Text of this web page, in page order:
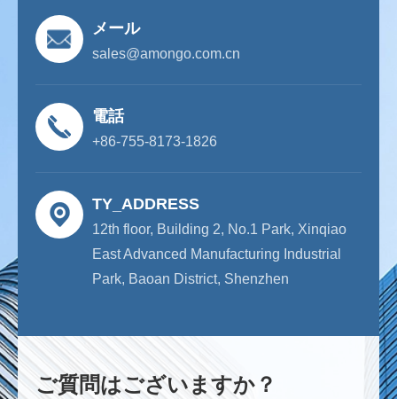
メール
sales@amongo.com.cn
電話
+86-755-8173-1826
TY_ADDRESS
12th floor, Building 2, No.1 Park, Xinqiao
East Advanced Manufacturing Industrial
Park, Baoan District, Shenzhen
ご質問はございますか？